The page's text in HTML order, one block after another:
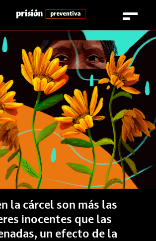
la cárcel son más las
inocentes que las
un efecto de la